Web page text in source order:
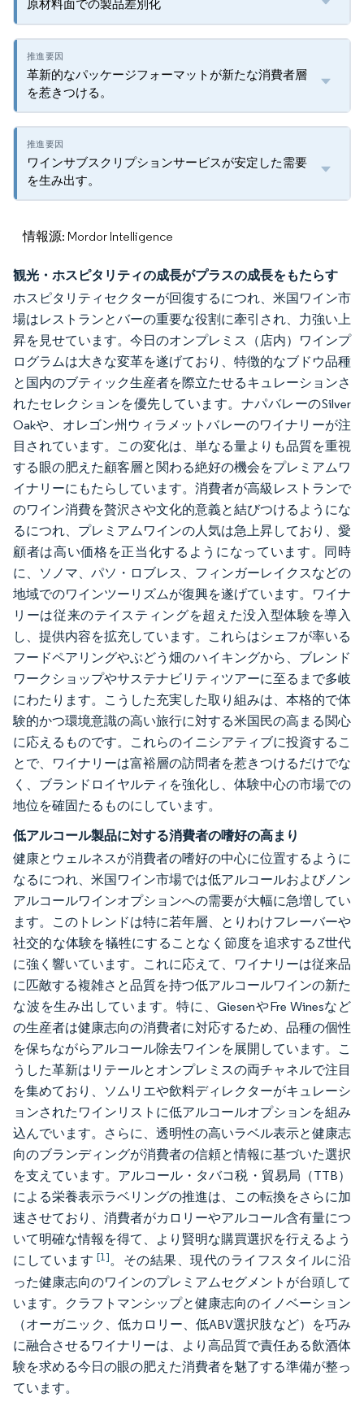
原材料面での製品差別化
革新的なパッケージフォーマットが新たな消費者層
を惹きつける。
ワインサブスクリプションサービスが安定した需要
を生み出す。
情報源: Mordor Intelligence
観光・ホスピタリティの成長がプラスの成長をもたらす
ホスピタリティセクターが回復するにつれ、米国ワイン市
場はレストランとバーの重要な役割に牽引され、力強い上
昇を見せています。今日のオンプレミス（店内）ワインプ
ログラムは大きな変革を遂げており、特徴的なブドウ品種
と国内のブティック生産者を際立たせるキュレーションさ
れたセレクションを優先しています。ナパバレーのSilver
Oakや、オレゴン州ウィラメットバレーのワイナリーが注
目されています。この変化は、単なる量よりも品質を重視
する眼の肥えた顧客層と関わる絶好の機会をプレミアムワ
イナリーにもたらしています。消費者が高級レストランで
のワイン消費を贅沢さや文化的意義と結びつけるようにな
るにつれ、プレミアムワインの人気は急上昇しており、愛
顧者は高い価格を正当化するようになっています。同時
に、ソノマ、パソ・ロブレス、フィンガーレイクスなどの
地域でのワインツーリズムが復興を遂げています。ワイナ
リーは従来のテイスティングを超えた没入型体験を導入
し、提供内容を拡充しています。これらはシェフが率いる
フードペアリングやぶどう畑のハイキングから、ブレンド
ワークショップやサステナビリティツアーに至るまで多岐
にわたります。こうした充実した取り組みは、本格的で体
験的かつ環境意識の高い旅行に対する米国民の高まる関心
に応えるものです。これらのイニシアティブに投資するこ
とで、ワイナリーは富裕層の訪問者を惹きつけるだけでな
く、ブランドロイヤルティを強化し、体験中心の市場での
地位を確固たるものにしています。
低アルコール製品に対する消費者の嗜好の高まり
健康とウェルネスが消費者の嗜好の中心に位置するように
なるにつれ、米国ワイン市場では低アルコールおよびノン
アルコールワインオプションへの需要が大幅に急増してい
ます。このトレンドは特に若年層、とりわけフレーバーや
社交的な体験を犠牲にすることなく節度を追求するZ世代
に強く響いています。これに応えて、ワイナリーは従来品
に匹敵する複雑さと品質を持つ低アルコールワインの新た
な波を生み出しています。特に、GiesenやFre Winesなど
の生産者は健康志向の消費者に対応するため、品種の個性
を保ちながらアルコール除去ワインを展開しています。こ
うした革新はリテールとオンプレミスの両チャネルで注目
を集めており、ソムリエや飲料ディレクターがキュレーシ
ョンされたワインリストに低アルコールオプションを組み
込んでいます。さらに、透明性の高いラベル表示と健康志
向のブランディングが消費者の信頼と情報に基づいた選択
を支えています。アルコール・タバコ税・貿易局（TTB）
による栄養表示ラベリングの推進は、この転換をさらに加
速させており、消費者がカロリーやアルコール含有量につ
いて明確な情報を得て、より賢明な購買選択を行えるよう
にしています [1]。その結果、現代のライフスタイルに沿
った健康志向のワインのプレミアムセグメントが台頭して
います。クラフトマンシップと健康志向のイノベーション
（オーガニック、低カロリー、低ABV選択肢など）を巧み
に融合させるワイナリーは、より高品質で責任ある飲酒体
験を求める今日の眼の肥えた消費者を魅了する準備が整っ
ています。